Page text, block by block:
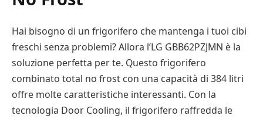
Hai bisogno di un frigorifero che mantenga i tuoi cibi
freschi senza problemi? Allora l’LG GBB62PZJMN è la
soluzione perfetta per te. Questo frigorifero
combinato total no frost con una capacità di 384 litri
offre molte caratteristiche interessanti. Con la
tecnologia Door Cooling, il frigorifero raffredda le